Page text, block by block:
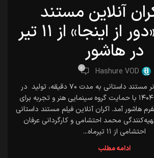
آنلاین مستند
داستانی «دور از اینجا» از ۱۱ تیر
در هاشور
Hashure VOD
0
«دور از اینجا» در ژانر مستند داستانی به مدت ۷۰ دقیقه، تولید در
سال ۱۳۹۸ و تیرماه ۱۴۰۴ با حمایت گروه سینمایی هنر و تجربه برای
هاشور آمد. اکران آنلاین فیلم مستند داستانی
محمد احتشامی و کارگردانی عرفان
احتشامی از ۱۱ تیرماه...
ادامه مطلب